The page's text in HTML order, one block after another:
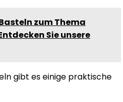
zum Thema
Sie unsere
gibt es einige praktische